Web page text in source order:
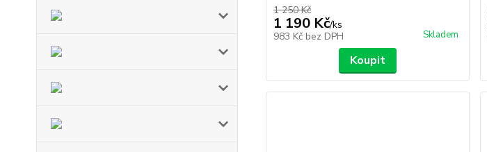
1 250 Kč
1 190 Kč/ks
983 Kč bez DPH Skladem
Koupit